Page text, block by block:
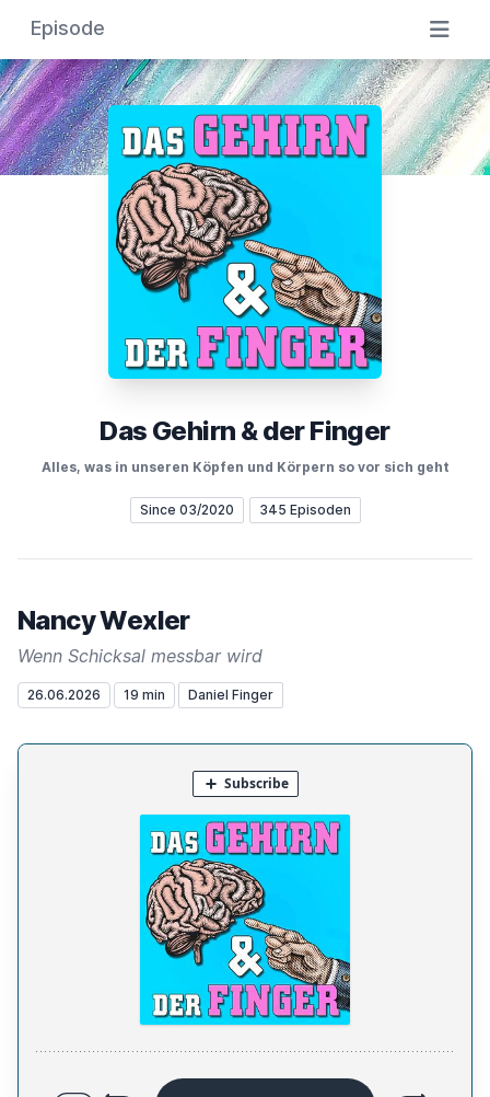
Episode
Das Gehirn & der Finger
Alles, was in unseren Köpfen und Körpern so vor sich geht
Since 03/2020 345 Episoden
Nancy Wexler
Wenn Schicksal messbar wird
26.06.2026 19 min Daniel Finger